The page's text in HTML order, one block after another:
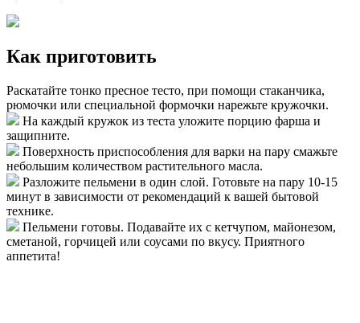
Как приготовить
Раскатайте тонко пресное тесто, при помощи стаканчика,
рюмочки или специальной формочки нарежьте кружочки.
На каждый кружок из теста уложите порцию фарша и
защипните.
Поверхность приспособления для варки на пару смажьте
небольшим количеством растительного масла.
Разложите пельмени в один слой. Готовьте на пару 10-15
минут в зависимости от рекомендаций к вашей бытовой
технике.
Пельмени готовы. Подавайте их с кетчупом, майонезом,
сметаной, горчицей или соусами по вкусу. Приятного
аппетита!